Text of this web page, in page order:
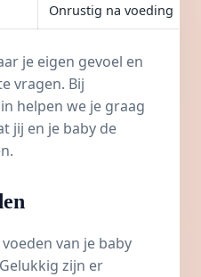
Onrustig na voeding
je eigen gevoel en
vragen. Bij
helpen we je graag
jij en je baby de
van je baby
zijn er